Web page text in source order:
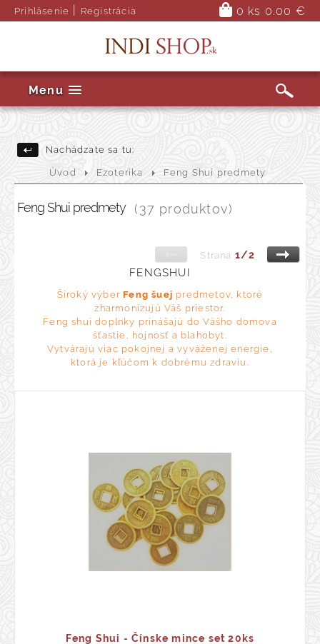
Prihlásenie Registrácia 0 ks 0.00 €
Menu
Nachádzate sa tu:
Úvod Ezoterika Feng Shui predmety
Feng Shui predmety(37 produktov)
Strana 1/2
FENGSHUI
Široký výber Feng šuej predmetov, ktoré
zharmonizujú Váš priestor.
Feng shui doplnky prinášajú do Vášho domova
šťastie, hojnosť a blahobyt.
Vytvárajú viac pokojnej a vyváženej energie,
ktorá je kľúčom k dobrému zdraviu.
Feng Shui - Čínske mince set 20ks